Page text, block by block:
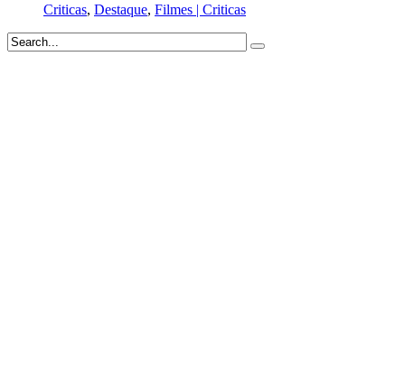
Criticas, Destaque, Filmes | Criticas